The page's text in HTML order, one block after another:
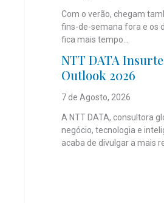
Com o verão, chegam
fins-de-semana fora e os
fica mais tempo...
NTT DATA
Outlook 2026
7 de Agosto, 2026
A NTT DATA, consultora
negócio, tecnologia e
acaba de divulgar a mais